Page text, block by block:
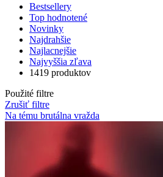
Bestsellery
Top hodnotené
Novinky
Najdrahšie
Najlacnejšie
Najvyššia zľava
1419 produktov
Použité filtre
Zrušiť filtre
Na tému brutálna vražda